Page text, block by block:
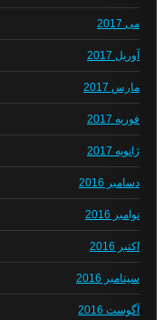
می 2017
آوریل 2017
مارس 2017
فوریه 2017
ژانویه 2017
دسامبر 2016
نوامبر 2016
اکتبر 2016
سپتامبر 2016
آگوست 2016